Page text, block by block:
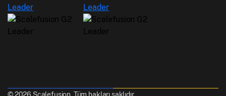
© 2026 Scalefusion. Tüm hakları saklıdır.